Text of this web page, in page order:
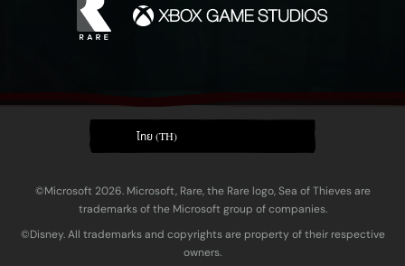
ไทย (TH)
©Microsoft 2026. Microsoft, Rare, the Rare logo, Sea of Thieves are
trademarks of the Microsoft group of companies.
©Disney. All trademarks and copyrights are property of their respective
owners.